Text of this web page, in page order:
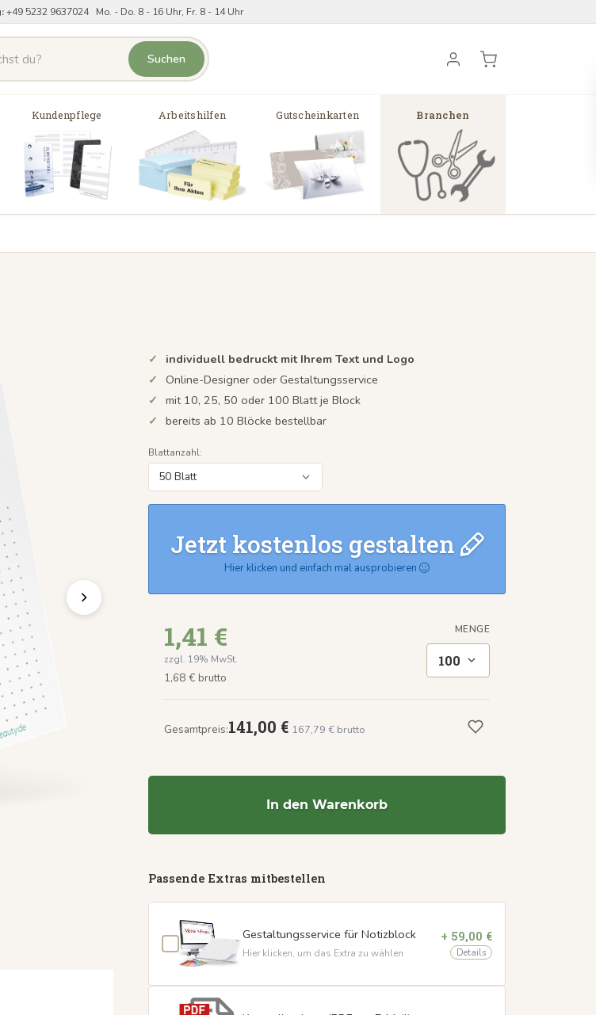
+49 5232 9637024 Mo. - Do. 8 - 16 Uhr, Fr. 8 - 14 Uhr
Suchen
Kundenpflege Arbeitshilfen Gutscheinkarten Branchen
individuell bedruckt mit Ihrem Text und Logo
Online-Designer oder Gestaltungsservice
mit 10, 25, 50 oder 100 Blatt je Block
bereits ab 10 Blöcke bestellbar
Blattanzahl:
Jetzt kostenlos gestalten
Hier klicken und einfach mal ausprobieren
1,41 €
zzgl. 19% MwSt.
1,68 € brutto
MENGE
100
Gesamtpreis:141,00 € 167,79 € brutto
In den Warenkorb
Passende Extras mitbestellen
Gestaltungsservice für Notizblock
Hier klicken, um das Extra zu wählen
+ 59,00 €
Details